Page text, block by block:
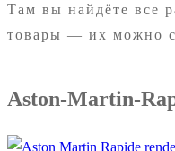
Там вы найдёте все
товары — их можно
Aston-Martin-